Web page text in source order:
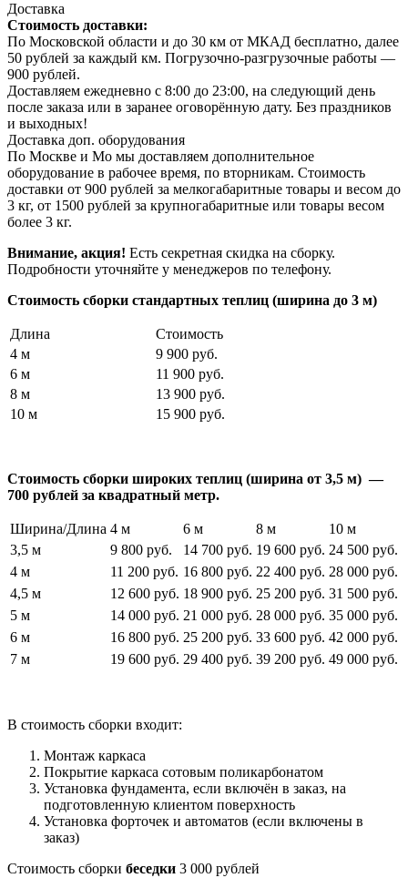
Доставка
Стоимость доставки:
По Московской области и до 30 км от МКАД бесплатно, далее
50 рублей за каждый км. Погрузочно-разгрузочные работы —
900 рублей.
Доставляем ежедневно с 8:00 до 23:00, на следующий день
после заказа или в заранее оговорённую дату. Без праздников
и выходных!
Доставка доп. оборудования
По Москве и Мо мы доставляем дополнительное
оборудование в рабочее время, по вторникам. Стоимость
доставки от 900 рублей за мелкогабаритные товары и весом до
3 кг, от 1500 рублей за крупногабаритные или товары весом
более 3 кг.
Внимание, акция! Есть секретная скидка на сборку.
Подробности уточняйте у менеджеров по телефону.
Стоимость сборки стандартных теплиц (ширина до 3 м)
Длина
Стоимость
4 м
9 900 руб.
6 м
11 900 руб.
8 м
13 900 руб.
10 м
15 900 руб.
Стоимость сборки широких теплиц (ширина от 3,5 м) —
700 рублей за квадратный метр.
Ширина/Длина 4 м 6 м 8 м
10 м
3,5 м
9 800 руб. 14 700 руб. 19 600 руб. 24 500 руб.
4 м
11 200 руб. 16 800 руб. 22 400 руб. 28 000 руб.
4,5 м
12 600 руб. 18 900 руб. 25 200 руб. 31 500 руб.
5 м
14 000 руб. 21 000 руб. 28 000 руб. 35 000 руб.
6 м
16 800 руб. 25 200 руб. 33 600 руб. 42 000 руб.
7 м
19 600 руб. 29 400 руб. 39 200 руб. 49 000 руб.
В стоимость сборки входит:
Монтаж каркаса
Покрытие каркаса сотовым поликарбонатом
Установка фундамента, если включён в заказ, на
подготовленную клиентом поверхность
Установка форточек и автоматов (если включены в
заказ)
Стоимость сборки беседки 3 000 рублей